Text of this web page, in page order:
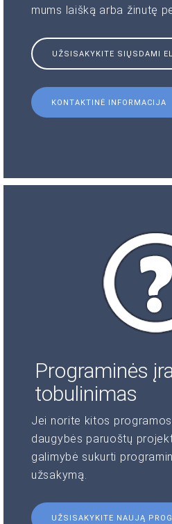
mums laišką arba žinutę
UŽSISAKYKITE SIŲSDAMI EL
KONTAKTINĖ INFORMACIJA
Programinės
tobulinimas
Jei norite kitos
daugybės paruoštų
galimybė sukurti
užsakymą.
UŽSISAKYKITE NAUJĄ